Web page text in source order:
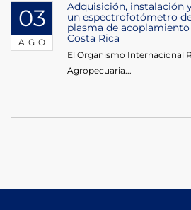
03
AGO
Adquisición, instalación
un espectrofotómetro
plasma de
Costa Rica
El Organismo Internacional
Agropecuaria...